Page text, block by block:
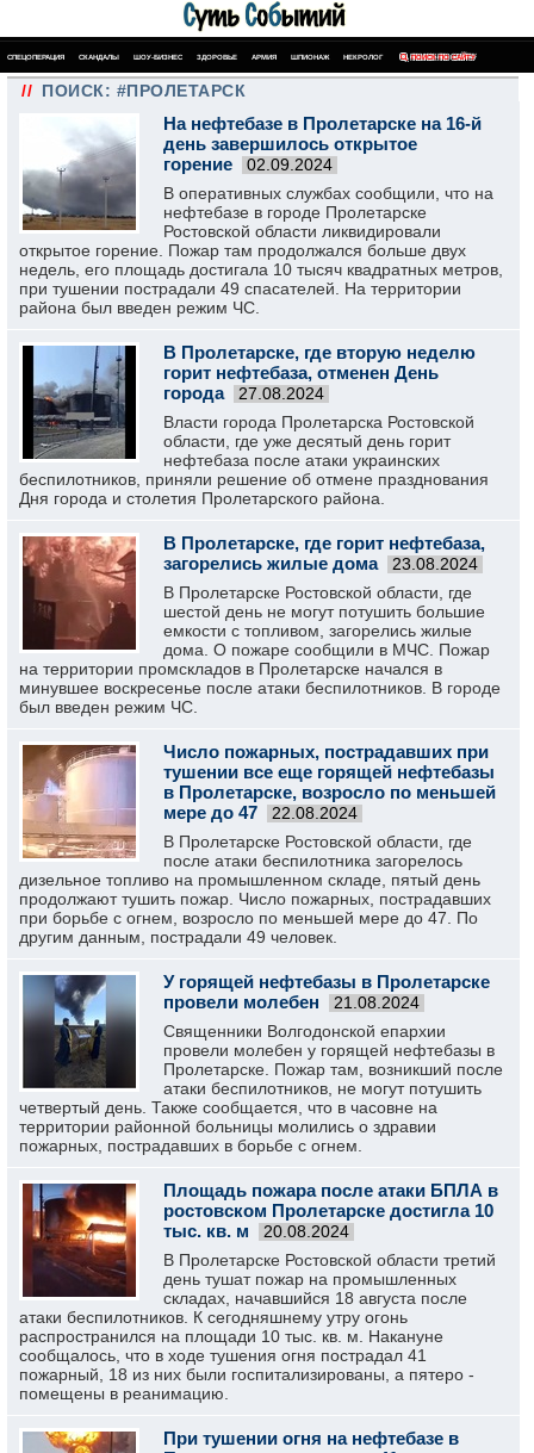
СПЕЦОПЕРАЦИЯ СКАНДАЛЫ ШОУ-БИЗНЕС ЗДОРОВЬЕ АРМИЯ ШПИОНАЖ НЕКРОЛОГ ПОИСК ПО САЙТУ
// ПОИСК: #ПРОЛЕТАРСК
На нефтебазе в Пролетарске на 16-й
день завершилось открытое
горение
02.09.2024
В оперативных службах сообщили, что на
нефтебазе в городе Пролетарске
Ростовской области ликвидировали
открытое горение. Пожар там продолжался больше двух
недель, его площадь достигала 10 тысяч квадратных метров,
при тушении пострадали 49 спасателей. На территории
района был введен режим ЧС.
В Пролетарске, где вторую неделю
горит нефтебаза, отменен День
города
27.08.2024
Власти города Пролетарска Ростовской
области, где уже десятый день горит
нефтебаза после атаки украинских
беспилотников, приняли решение об отмене празднования
Дня города и столетия Пролетарского района.
В Пролетарске, где горит нефтебаза,
загорелись жилые дома
23.08.2024
В Пролетарске Ростовской области, где
шестой день не могут потушить большие
емкости с топливом, загорелись жилые
дома. О пожаре сообщили в МЧС. Пожар
на территории промскладов в Пролетарске начался в
минувшее воскресенье после атаки беспилотников. В городе
был введен режим ЧС.
Число пожарных, пострадавших при
тушении все еще горящей нефтебазы
в Пролетарске, возросло по меньшей
мере до 47
22.08.2024
В Пролетарске Ростовской области, где
после атаки беспилотника загорелось
дизельное топливо на промышленном складе, пятый день
продолжают тушить пожар. Число пожарных, пострадавших
при борьбе с огнем, возросло по меньшей мере до 47. По
другим данным, пострадали 49 человек.
У горящей нефтебазы в Пролетарске
провели молебен
21.08.2024
Священники Волгодонской епархии
провели молебен у горящей нефтебазы в
Пролетарске. Пожар там, возникший после
атаки беспилотников, не могут потушить
четвертый день. Также сообщается, что в часовне на
территории районной больницы молились о здравии
пожарных, пострадавших в борьбе с огнем.
Площадь пожара после атаки БПЛА в
ростовском Пролетарске достигла 10
тыс. кв. м
20.08.2024
В Пролетарске Ростовской области третий
день тушат пожар на промышленных
складах, начавшийся 18 августа после
атаки беспилотников. К сегодняшнему утру огонь
распространился на площади 10 тыс. кв. м. Накануне
сообщалось, что в ходе тушения огня пострадал 41
пожарный, 18 из них были госпитализированы, а пятеро -
помещены в реанимацию.
При тушении огня на нефтебазе в